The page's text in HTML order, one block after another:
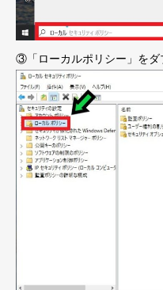
③「ローカルポリシー」をダ